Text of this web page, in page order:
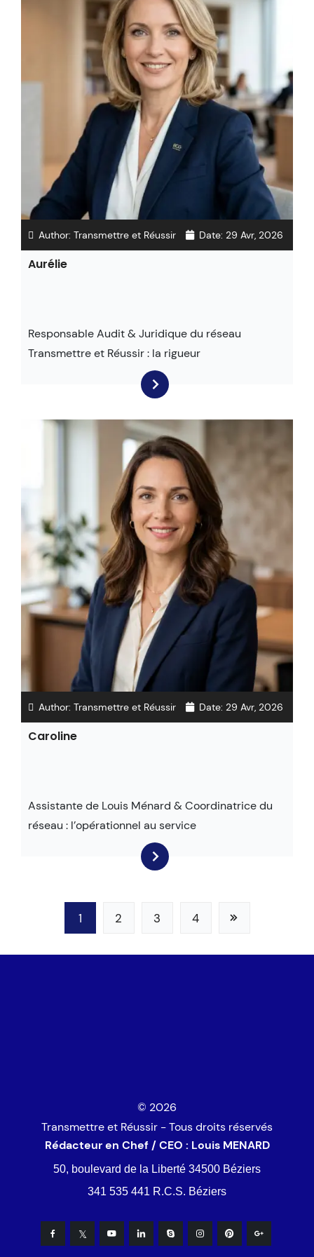
Author: Transmettre et Réussir Date: 29 Avr, 2026
Aurélie
Responsable Audit & Juridique du réseau
Transmettre et Réussir : la rigueur
Author: Transmettre et Réussir Date: 29 Avr, 2026
Caroline
Assistante de Louis Ménard & Coordinatrice du
réseau : l’opérationnel au service
1 2 3 4
© 2026
Transmettre et Réussir - Tous droits réservés
Rédacteur en Chef / CEO : Louis MENARD
50, boulevard de la Liberté 34500 Béziers
341 535 441 R.C.S. Béziers